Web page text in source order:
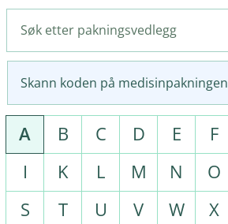
Skann koden på medisinpakningen
A B C D E F
I
K L M N O
S
T U V W X